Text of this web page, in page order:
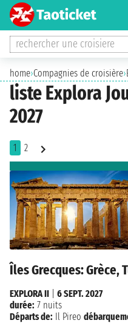
rechercher une croisiere
home›Compagnies de croisière›
liste Explora
2027
1 2
Îles Grecques: Grèce,
EXPLORA II
6 SEPT. 2027
durée: 7 nuits
Départs de: Il Pireo